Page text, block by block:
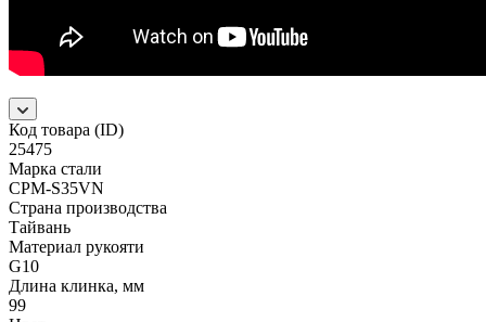
Код товара (ID)
25475
Марка стали
CPM-S35VN
Страна производства
Тайвань
Материал рукояти
G10
Длина клинка, мм
99